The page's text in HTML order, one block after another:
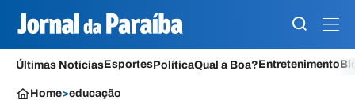
Últimas NotíciasEsportesPolíticaQual a Boa?Entretenimento
Home>educação